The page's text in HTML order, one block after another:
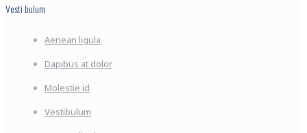
Vesti bulum
Aenean ligula
Dapibus at dolor
Molestie id
Vestibulum